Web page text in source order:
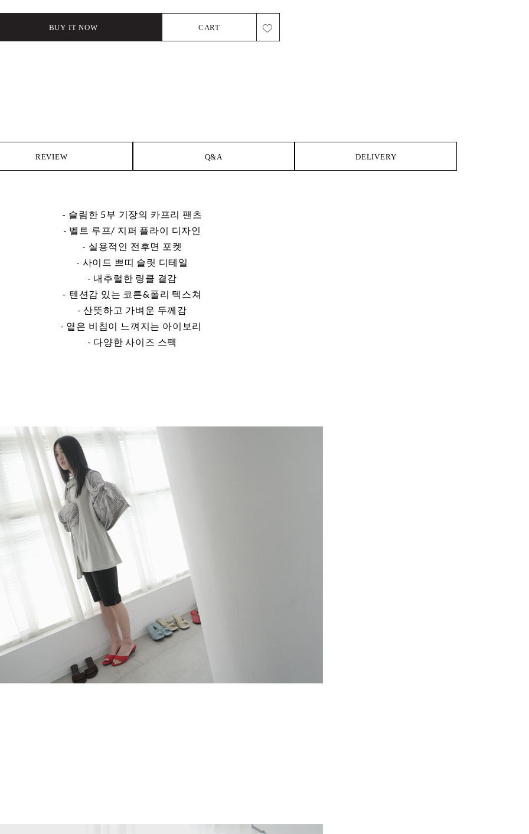
BUY IT NOW CART
REVIEW Q&A DELIVERY
- 슬림한 5부 기장의 카프리 팬츠
- 벨트 루프/ 지퍼 플라이 디자인
- 실용적인 전후면 포켓
- 사이드 쁘띠 슬릿 디테일
- 내추럴한 링클 결감
- 텐션감 있는 코튼&폴리 텍스쳐
- 산뜻하고 가벼운 두께감
- 옅은 비침이 느껴지는 아이보리
- 다양한 사이즈 스펙